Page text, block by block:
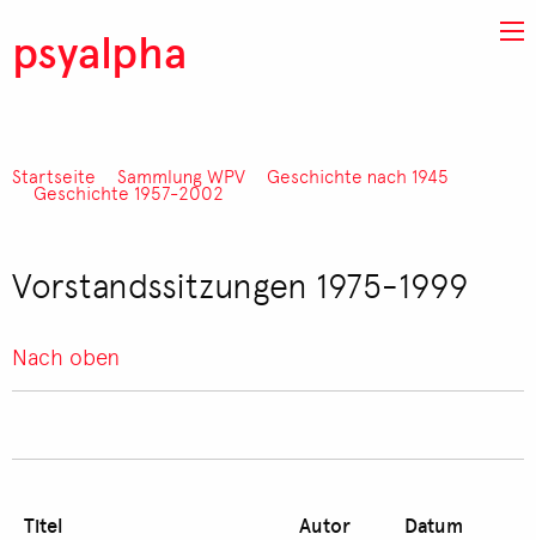
psyalpha
Pfadnavigation
Startseite Sammlung WPV Geschichte nach 1945
Geschichte 1957-2002
Vorstandssitzungen 1975-1999
Nach oben
Titel Autor Datum